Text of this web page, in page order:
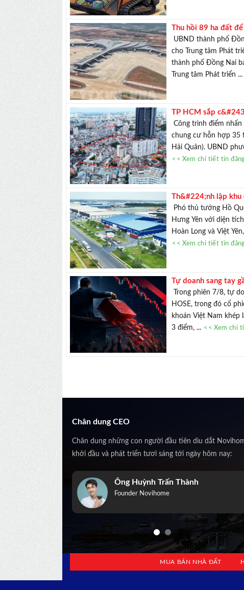
Thu hồi 89 ha đất
tr&#236;nh
UBND thành phố
cho Trung tâm Phát
thành phố Đồng Nai
Trung tâm Phát triển ...
TP HCM sắp
Công trình điểm
chung cư hỗn hợp 35
Hải Quân). UBND
<< Xem chi tiết tin
Th&#224;nh lập khu
Phó thủ tướng Hồ
Hưng Yên với diện
Hoàn Long và Việt
<< Xem chi tiết tin
Tự doanh sang tay
Trong phiên 7/8, tự
HOSE, trong đó cổ
khoán Việt Nam khép
3 điểm, ... << Xem chi
Chân dung CEO
Chân dung những con người đầu tiên dìu dắt
khởi đầu và phát triển tươi sáng tới ngày hôm nay:
Trịnh Kiều Anh
Co-Founder Novihome
MUA BÁN NHÀ ĐẤT